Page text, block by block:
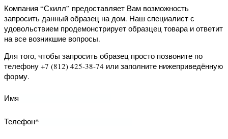
Компания “Скилл” предоставляет Вам
возможность запросить данный
образец на дом. Наш специалист с
удовольствием продемонстрирует
образцец товара и ответит на все
возникшие вопросы.
просто позвоните по телефону +7